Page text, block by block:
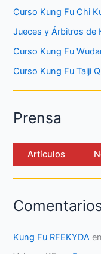
Curso Kung Fu Chi
Jueces y Árbitros de
Curso Kung Fu
Curso Kung Fu Taiji
Prensa
Artículos
Kung Fu RFEKYDA